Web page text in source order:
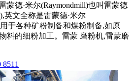
蒙德·米尔(Raymondmill)也叫雷蒙德
英文全称是雷蒙德·米尔
于各种矿粉制备和煤粉制备,如原
料的细粉加工。雷蒙 磨粉机,雷蒙磨